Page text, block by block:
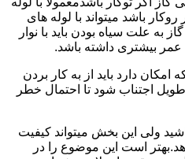
باشد میتواند با لوله های
به علت سیاه بودن باید با نوار
بیشتری داشته باشد.
دارد باید از به کار بردن
طویل اجتناب شود تا احتمال خطر
ولی این بخش میتواند کیفیت
است این موضوع را در